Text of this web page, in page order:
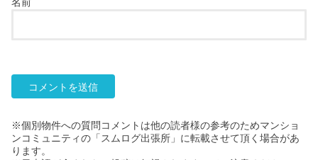
※個別物件への質問コメントは他の読者様の参考のためマンショ
ンコミュニティの「スムログ出張所」に転載させて頂く場合があ
ります。